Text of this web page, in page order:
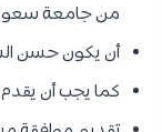
من جامعة
أن يكون حسن
كما يجب أن